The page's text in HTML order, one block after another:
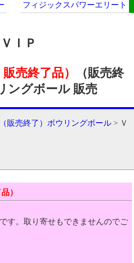
フィジックスパワーエリート
ＶＩＰ
売終了品）
（販売終
ングボール 販売
（販売終了）ボウリングボール > Ｖ
）
す。取り寄せもできませんのでご